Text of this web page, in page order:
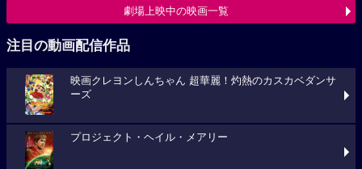
劇場上映中の映画一覧
注目の動画配信作品
映画クレヨンしんちゃん 超華麗！灼熱のカスカベダンサ
ーズ
プロジェクト・ヘイル・メアリー